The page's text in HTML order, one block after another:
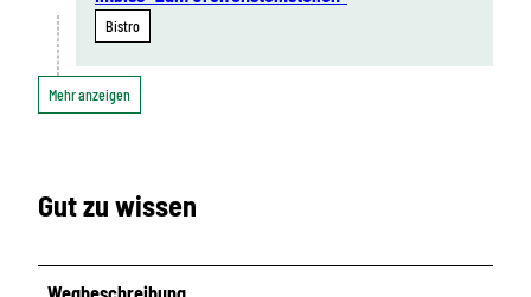
Bistro
Mehr anzeigen
Gut zu wissen